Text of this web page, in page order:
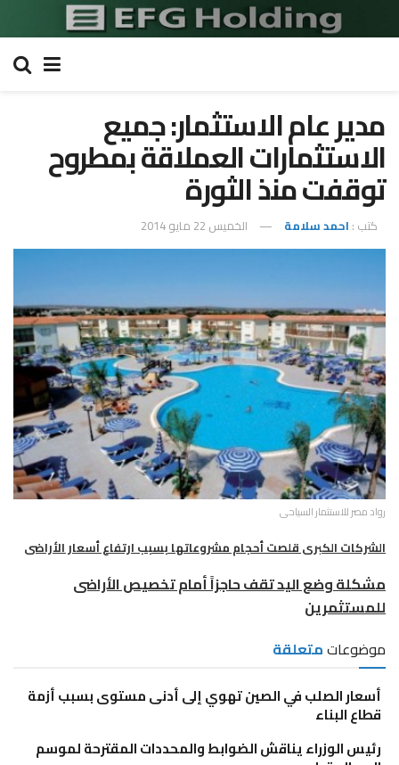
مدير عام الاستثمار: جميع
الاستثمارات العملاقة بمطروح
توقفت منذ الثورة
كتب : احمد سلامة الخميس 22 مايو 2014
رواد مصر للاستثمار السياحى
الشركات الكبرى قلصت أحجام مشروعاتها بسبب ارتفاع أسعار الأراضى
مشكلة وضع اليد تقف حاجزاً أمام تخصيص الأراضى
للمستثمرين
موضوعاتمتعلقة
أسعار الصلب في الصين تهوي إلى أدنى مستوى بسبب أزمة
قطاع البناء
رئيس الوزراء يناقش الضوابط والمحددات المقترحة لموسم